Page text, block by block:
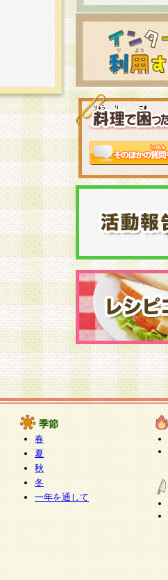
季節
春
夏
秋
冬
一年を通して